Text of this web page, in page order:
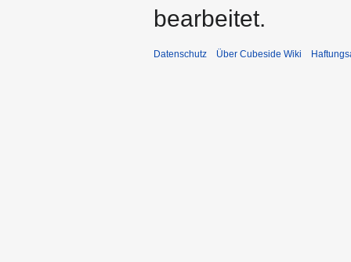
bearbeitet.
Datenschutz Über Cubeside Wiki